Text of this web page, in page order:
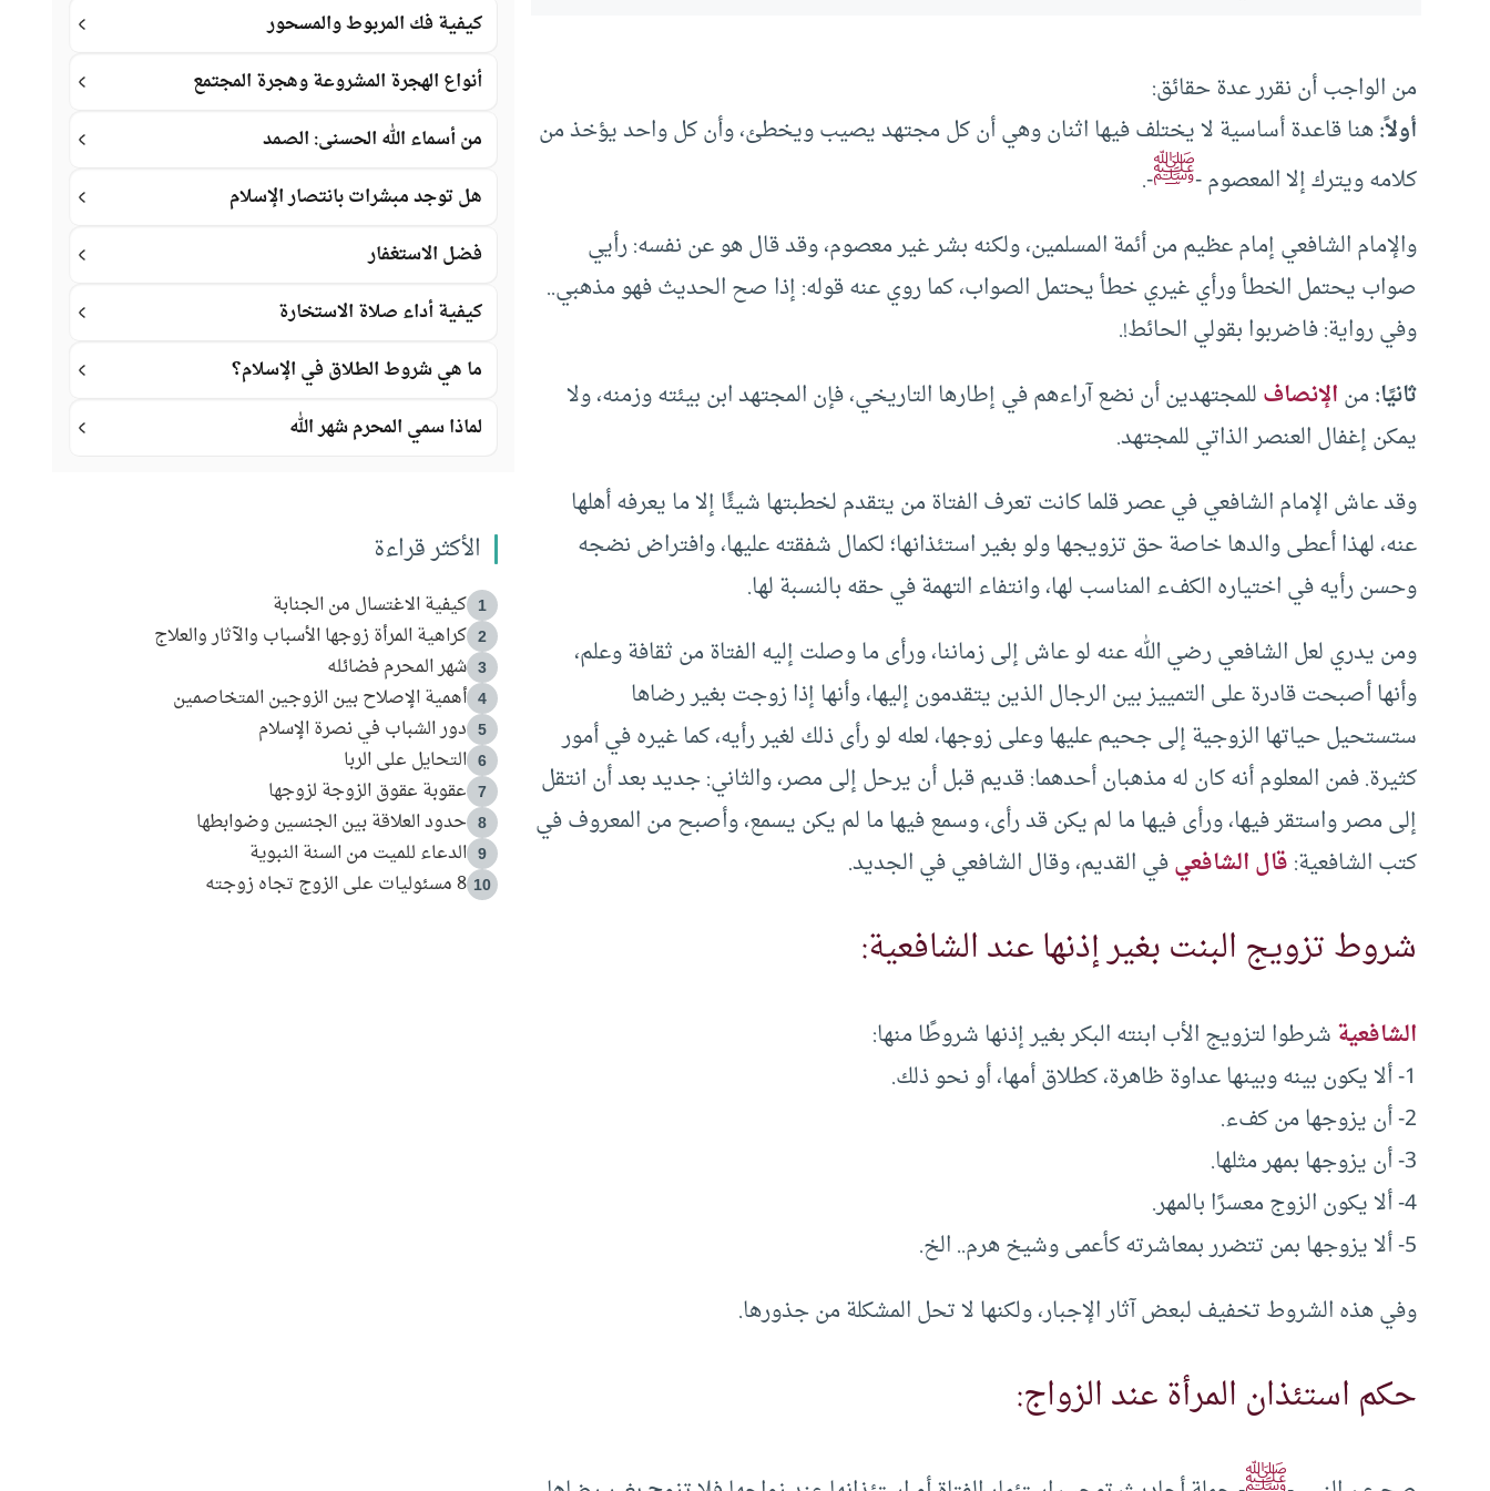
من الواجب أن نقرر عدة حقائق:
أولاً:هنا قاعدة أساسية لا يختلف فيها اثنان وهي أن كل مجتهد يصيب ويخطئ، وأن كل واحد يؤخذ من
كلامه ويترك إلا المعصوم -ﷺ-.
والإمام الشافعي إمام عظيم من أئمة المسلمين، ولكنه بشر غير معصوم، وقد قال هو عن نفسه: رأيي
صواب يحتمل الخطأ ورأي غيري خطأ يحتمل الصواب، كما روي عنه قوله: إذا صح الحديث فهو مذهبي..
وفي رواية: فاضربوا بقولي الحائط!.
ثانيًا:منالإنصافللمجتهدين أن نضع آراءهم في إطارها التاريخي، فإن المجتهد ابن بيئته وزمنه، ولا
يمكن إغفال العنصر الذاتي للمجتهد.
وقد عاش الإمام الشافعي في عصر قلما كانت تعرف الفتاة من يتقدم لخطبتها شيئًا إلا ما يعرفه أهلها
عنه، لهذا أعطى والدها خاصة حق تزويجها ولو بغير استئذانها؛ لكمال شفقته عليها، وافتراض نضجه
وحسن رأيه في اختياره الكفء المناسب لها، وانتفاء التهمة في حقه بالنسبة لها.
ومن يدري لعل الشافعي رضي الله عنه لو عاش إلى زماننا، ورأى ما وصلت إليه الفتاة من ثقافة وعلم،
وأنها أصبحت قادرة على التمييز بين الرجال الذين يتقدمون إليها، وأنها إذا زوجت بغير رضاها
ستستحيل حياتها الزوجية إلى جحيم عليها وعلى زوجها، لعله لو رأى ذلك لغير رأيه، كما غيره في أمور
كثيرة. فمن المعلوم أنه كان له مذهبان أحدهما: قديم قبل أن يرحل إلى مصر، والثاني: جديد بعد أن انتقل
إلى مصر واستقر فيها، ورأى فيها ما لم يكن قد رأى، وسمع فيها ما لم يكن يسمع، وأصبح من المعروف في
كتب الشافعية:قال الشافعيفي القديم، وقال الشافعي في الجديد.
شروط تزويج البنت بغير إذنها عند الشافعية:
الشافعيةشرطوا لتزويج الأب ابنته البكر بغير إذنها شروطًا منها:
1- ألا يكون بينه وبينها عداوة ظاهرة، كطلاق أمها، أو نحو ذلك.
2- أن يزوجها من كفء.
3- أن يزوجها بمهر مثلها.
4- ألا يكون الزوج معسرًا بالمهر.
5- ألا يزوجها بمن تتضرر بمعاشرته كأعمى وشيخ هرم.. الخ.
وفي هذه الشروط تخفيف لبعض آثار الإجبار، ولكنها لا تحل المشكلة من جذورها.
حكم استئذان المرأة عند الزواج:
كيفية فك المربوط والمسحور
أنواع الهجرة المشروعة وهجرة المجتمع
من أسماء الله الحسنى: الصمد
هل توجد مبشرات بانتصار الإسلام
فضل الاستغفار
كيفية أداء صلاة الاستخارة
ما هي شروط الطلاق في الإسلام؟
لماذا سمي المحرم شهر الله
الأكثر قراءة
1 كيفية الاغتسال من الجنابة
2 كراهية المرأة زوجها الأسباب والآثار والعلاج
3 شهر المحرم فضائله
4 أهمية الإصلاح بين الزوجين المتخاصمين
5 دور الشباب في نصرة الإسلام
6 التحايل على الربا
7 عقوبة عقوق الزوجة لزوجها
8 حدود العلاقة بين الجنسين وضوابطها
9 الدعاء للميت من السنة النبوية
10 8 مسئوليات على الزوج تجاه زوجته